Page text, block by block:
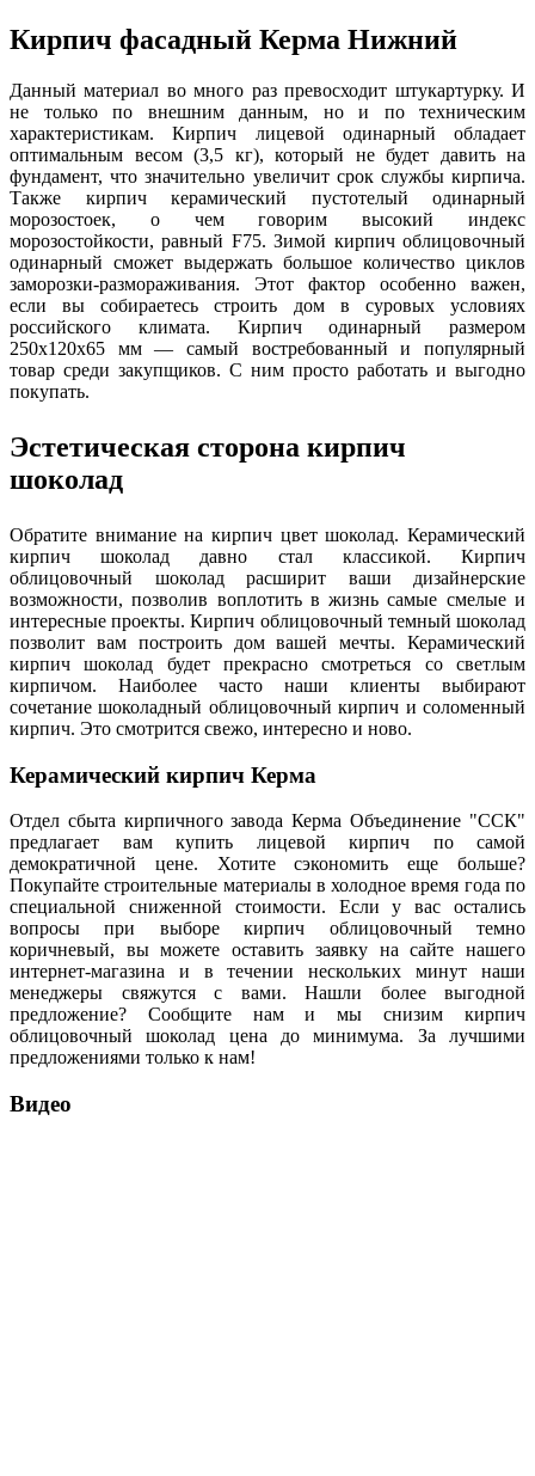
Кирпич фасадный Керма Нижний
Данный материал во много раз превосходит штукартурку. И
не только по внешним данным, но и по техническим
характеристикам. Кирпич лицевой одинарный обладает
оптимальным весом (3,5 кг), который не будет давить на
фундамент, что значительно увеличит срок службы кирпича.
Также кирпич керамический пустотелый одинарный
морозостоек, о чем говорим высокий индекс
морозостойкости, равный F75. Зимой кирпич облицовочный
одинарный сможет выдержать большое количество циклов
заморозки-размораживания. Этот фактор особенно важен,
если вы собираетесь строить дом в суровых условиях
российского климата. Кирпич одинарный размером
250х120х65 мм — самый востребованный и популярный
товар среди закупщиков. С ним просто работать и выгодно
покупать.
Эстетическая сторона кирпич
шоколад
Обратите внимание на кирпич цвет шоколад. Керамический
кирпич шоколад давно стал классикой. Кирпич
облицовочный шоколад расширит ваши дизайнерские
возможности, позволив воплотить в жизнь самые смелые и
интересные проекты. Кирпич облицовочный темный шоколад
позволит вам построить дом вашей мечты. Керамический
кирпич шоколад будет прекрасно смотреться со светлым
кирпичом. Наиболее часто наши клиенты выбирают
сочетание шоколадный облицовочный кирпич и соломенный
кирпич. Это смотрится свежо, интересно и ново.
Керамический кирпич Керма
Отдел сбыта кирпичного завода Керма Объединение "ССК"
предлагает вам купить лицевой кирпич по самой
демократичной цене. Хотите сэкономить еще больше?
Покупайте строительные материалы в холодное время года по
специальной сниженной стоимости. Если у вас остались
вопросы при выборе кирпич облицовочный темно
коричневый, вы можете оставить заявку на сайте нашего
интернет-магазина и в течении нескольких минут наши
менеджеры свяжутся с вами. Нашли более выгодной
предложение? Сообщите нам и мы снизим кирпич
облицовочный шоколад цена до минимума. За лучшими
предложениями только к нам!
Видео